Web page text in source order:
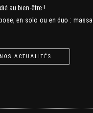
au bien-être !
en solo ou en duo :
ACTUALITÉS